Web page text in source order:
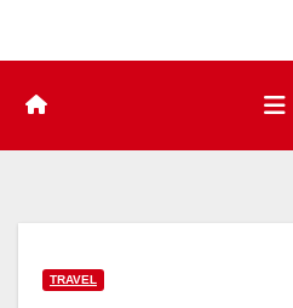
TRAVEL